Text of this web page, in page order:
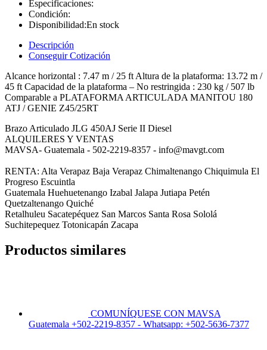
Especificaciones:
Condición:
Disponibilidad:En stock
Descripción
Conseguir Cotización
Alcance horizontal : 7.47 m / 25 ft Altura de la plataforma: 13.72 m /
45 ft Capacidad de la plataforma – No restringida : 230 kg / 507 lb
Comparable a PLATAFORMA ARTICULADA MANITOU 180
ATJ / GENIE Z45/25RT
Brazo Articulado JLG 450AJ Serie II Diesel
ALQUILERES Y VENTAS
MAVSA- Guatemala - 502-2219-8357 - info@mavgt.com
RENTA: Alta Verapaz Baja Verapaz Chimaltenango Chiquimula El
Progreso Escuintla
Guatemala Huehuetenango Izabal Jalapa Jutiapa Petén
Quetzaltenango Quiché
Retalhuleu Sacatepéquez San Marcos Santa Rosa Sololá
Suchitepequez Totonicapán Zacapa
Productos similares
COMUNÍQUESE CON MAVSA
Guatemala +502-2219-8357 - Whatsapp: +502-5636-7377